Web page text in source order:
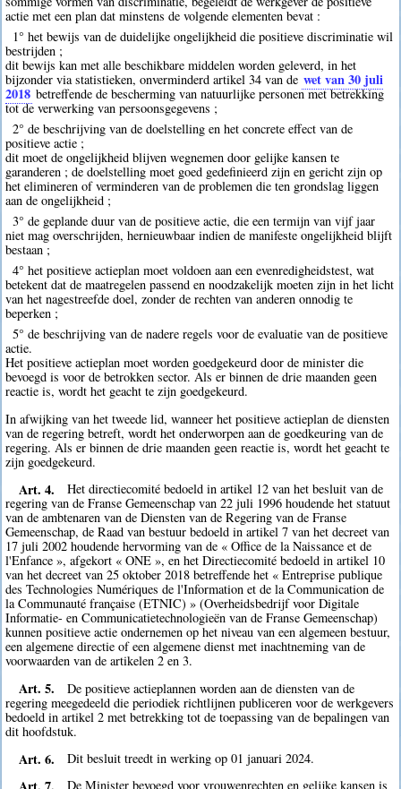
actie met een plan dat minstens de volgende elementen bevat :
1° het bewijs van de duidelijke ongelijkheid die positieve discriminatie wil
bestrijden ;
dit bewijs kan met alle beschikbare middelen worden geleverd, in het
bijzonder via statistieken, onverminderd artikel 34 van de wet van 30 juli
2018 betreffende de bescherming van natuurlijke personen met betrekking
tot de verwerking van persoonsgegevens ;
2° de beschrijving van de doelstelling en het concrete effect van de
positieve actie ;
dit moet de ongelijkheid blijven wegnemen door gelijke kansen te
garanderen ; de doelstelling moet goed gedefinieerd zijn en gericht zijn op
het elimineren of verminderen van de problemen die ten grondslag liggen
aan de ongelijkheid ;
3° de geplande duur van de positieve actie, die een termijn van vijf jaar
niet mag overschrijden, hernieuwbaar indien de manifeste ongelijkheid blijft
bestaan ;
4° het positieve actieplan moet voldoen aan een evenredigheidstest, wat
betekent dat de maatregelen passend en noodzakelijk moeten zijn in het licht
van het nagestreefde doel, zonder de rechten van anderen onnodig te
beperken ;
5° de beschrijving van de nadere regels voor de evaluatie van de positieve
actie.
Het positieve actieplan moet worden goedgekeurd door de minister die
bevoegd is voor de betrokken sector. Als er binnen de drie maanden geen
reactie is, wordt het geacht te zijn goedgekeurd.
In afwijking van het tweede lid, wanneer het positieve actieplan de diensten
van de regering betreft, wordt het onderworpen aan de goedkeuring van de
regering. Als er binnen de drie maanden geen reactie is, wordt het geacht te
zijn goedgekeurd.
Art. 4.
Het directiecomité bedoeld in artikel 12 van het besluit van de
regering van de Franse Gemeenschap van 22 juli 1996 houdende het statuut
van de ambtenaren van de Diensten van de Regering van de Franse
Gemeenschap, de Raad van bestuur bedoeld in artikel 7 van het decreet van
17 juli 2002 houdende hervorming van de « Office de la Naissance et de
l'Enfance », afgekort « ONE », en het Directiecomité bedoeld in artikel 10
van het decreet van 25 oktober 2018 betreffende het « Entreprise publique
des Technologies Numériques de l'Information et de la Communication de
la Communauté française (ETNIC) » (Overheidsbedrijf voor Digitale
Informatie- en Communicatietechnologieën van de Franse Gemeenschap)
kunnen positieve actie ondernemen op het niveau van een algemeen bestuur,
een algemene directie of een algemene dienst met inachtneming van de
voorwaarden van de artikelen 2 en 3.
Art. 5.
De positieve actieplannen worden aan de diensten van de
regering meegedeeld die periodiek richtlijnen publiceren voor de werkgevers
bedoeld in artikel 2 met betrekking tot de toepassing van de bepalingen van
dit hoofdstuk.
Art. 6. Dit besluit treedt in werking op 01 januari 2024.
De Minister bevoegd voor vrouwenrechten en gelijke kansen is